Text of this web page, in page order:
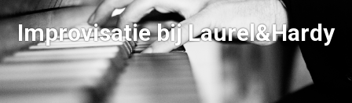
Improvisatie bij Laurel&Hardy